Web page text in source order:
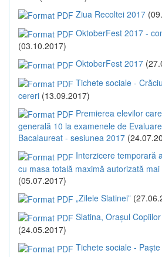
Ziua Recoltei 2017
OktoberFest 2017 -
(03.10.2017)
OktoberFest 2017
Tichete sociale -
cereri (13.09.2017)
Premierea elevilor
generală 10 la examenele de
Bacalaureat - sesiunea 2017
Interzicere temporară
cu masa totală maximă autorizată
(05.07.2017)
„Zilele Slatinei”
Slatina, Orașul
(24.05.2017)
Tichete sociale -